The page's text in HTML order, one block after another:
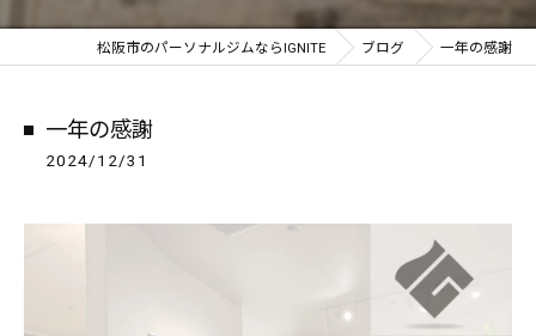
松阪市のパーソナルジムならIGNITE ブログ 一年の感謝
一年の感謝
2024/12/31